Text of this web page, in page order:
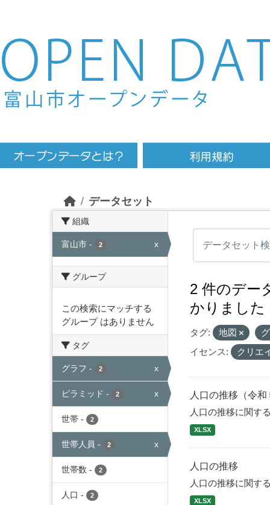
Skip to main content
データセット
組織
富山市 - 2 x
グループ
この検索にマッチする
グループ はありません
タグ
グラフ - 2 x
ピラミッド - 2 x
世帯 - 2
世帯人員 - 2 x
世帯数 - 2
人口 - 2
2 件のデー
かりました
タグ: 地図
イセンス:
クリエ
人口の推移（令和
人口の推移に関す
XLSX
人口の推移
人口の推移に関す
XLSX